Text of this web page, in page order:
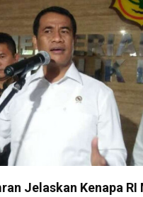
Jelaskan Kenapa RI